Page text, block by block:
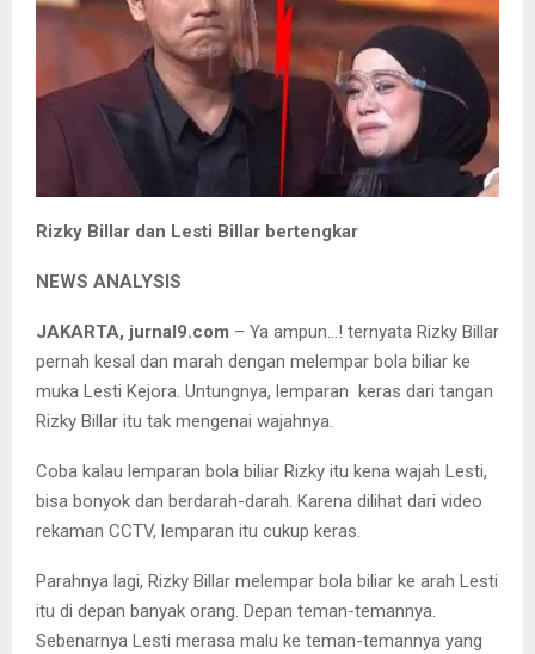
Rizky Billar dan Lesti Billar bertengkar
NEWS ANALYSIS
JAKARTA, jurnal9.com – Ya ampun…! ternyata Rizky Billar
pernah kesal dan marah dengan melempar bola biliar ke
muka Lesti Kejora. Untungnya, lemparan keras dari tangan
Rizky Billar itu tak mengenai wajahnya.
Coba kalau lemparan bola biliar Rizky itu kena wajah Lesti,
bisa bonyok dan berdarah-darah. Karena dilihat dari video
rekaman CCTV, lemparan itu cukup keras.
Parahnya lagi, Rizky Billar melempar bola biliar ke arah Lesti
itu di depan banyak orang. Depan teman-temannya.
Sebenarnya Lesti merasa malu ke teman-temannya yang